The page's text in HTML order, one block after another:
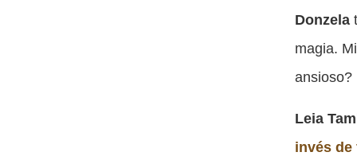
Donzela
magia.
ansioso?
Leia
invés de